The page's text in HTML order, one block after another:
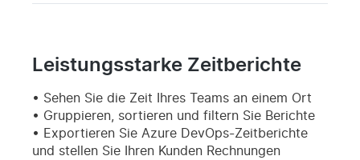
Leistungsstarke Zeitberichte
Sehen Sie die Zeit Ihres Teams an einem Ort
Gruppieren, sortieren und filtern Sie Berichte
Exportieren Sie Azure DevOps-Zeitberichte
und stellen Sie Ihren Kunden Rechnungen